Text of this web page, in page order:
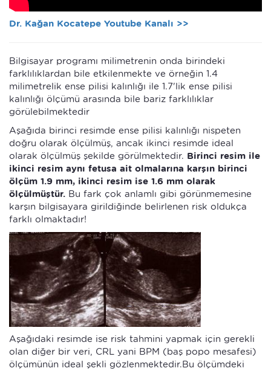
Dr. Kağan Kocatepe Youtube Kanalı >>
Bilgisayar programı milimetrenin onda birindeki
farklılıklardan bile etkilenmekte ve örneğin 1.4
milimetrelik ense pilisi kalınlığı ile 1.7'lik ense pilisi
kalınlığı ölçümü arasında bile bariz farklılıklar
görülebilmektedir
Aşağıda birinci resimde ense pilisi kalınlığı nispeten
doğru olarak ölçülmüş, ancak ikinci resimde ideal
olarak ölçülmüş şekilde görülmektedir. Birinci resim ile
ikinci resim aynı fetusa ait olmalarına karşın birinci
ölçüm 1.9 mm, ikinci resim ise 1.6 mm olarak
ölçülmüştür. Bu fark çok anlamlı gibi görünmemesine
karşın bilgisayara girildiğinde belirlenen risk oldukça
farklı olmaktadır!
Aşağıdaki resimde ise risk tahmini yapmak için gerekli
olan diğer bir veri, CRL yani BPM (baş popo mesafesi)
ölçümünün ideal şekli gözlenmektedir.Bu ölçümdeki